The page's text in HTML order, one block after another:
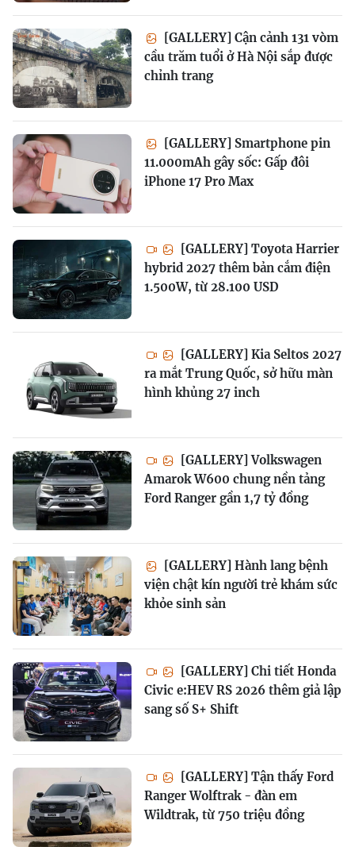
[GALLERY] Cận cảnh 131 vòm
cầu trăm tuổi ở Hà Nội sắp được
chỉnh trang
[GALLERY] Smartphone pin
11.000mAh gây sốc: Gấp đôi
iPhone 17 Pro Max
[GALLERY] Toyota Harrier
hybrid 2027 thêm bản cắm điện
1.500W, từ 28.100 USD
[GALLERY] Kia Seltos 2027
ra mắt Trung Quốc, sở hữu màn
hình khủng 27 inch
[GALLERY] Volkswagen
Amarok W600 chung nền tảng
Ford Ranger gần 1,7 tỷ đồng
[GALLERY] Hành lang bệnh
viện chật kín người trẻ khám sức
khỏe sinh sản
[GALLERY] Chi tiết Honda
Civic e:HEV RS 2026 thêm giả lập
sang số S+ Shift
[GALLERY] Tận thấy Ford
Ranger Wolftrak - đàn em
Wildtrak, từ 750 triệu đồng